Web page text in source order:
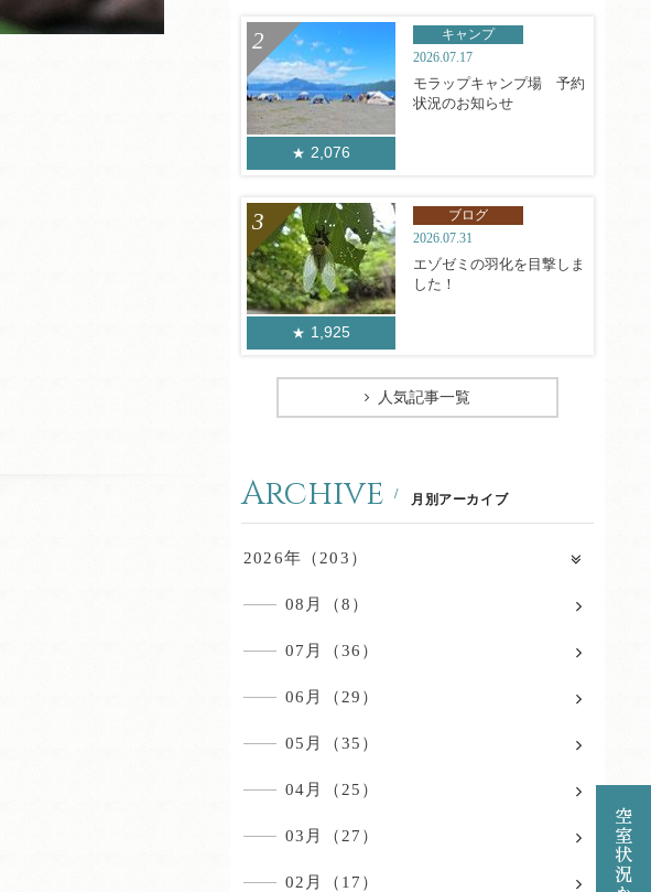
2,076
キャンプ
2026.07.17
モラップキャンプ場 予約
状況のお知らせ
1,925
ブログ
2026.07.31
エゾゼミの羽化を目撃しま
した！
人気記事一覧
Archive 月別アーカイブ
2026年（203）
08月（8）
07月（36）
06月（29）
05月（35）
04月（25）
03月（27）
02月（17）